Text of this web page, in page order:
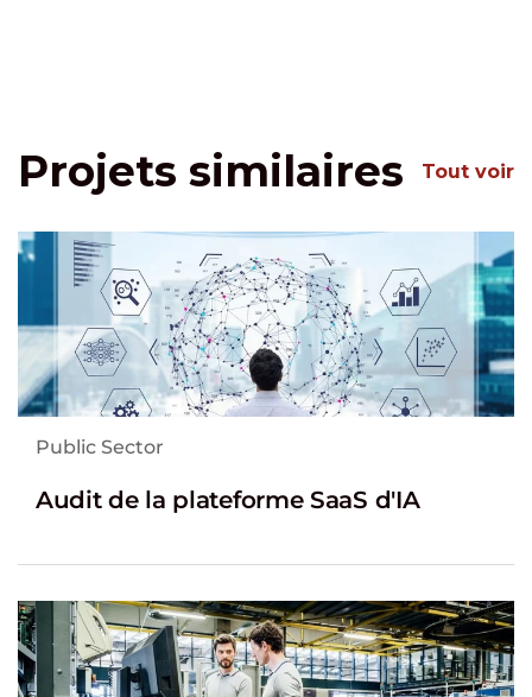
Projets similaires Tout voir
Public Sector
Audit de la plateforme SaaS d'IA